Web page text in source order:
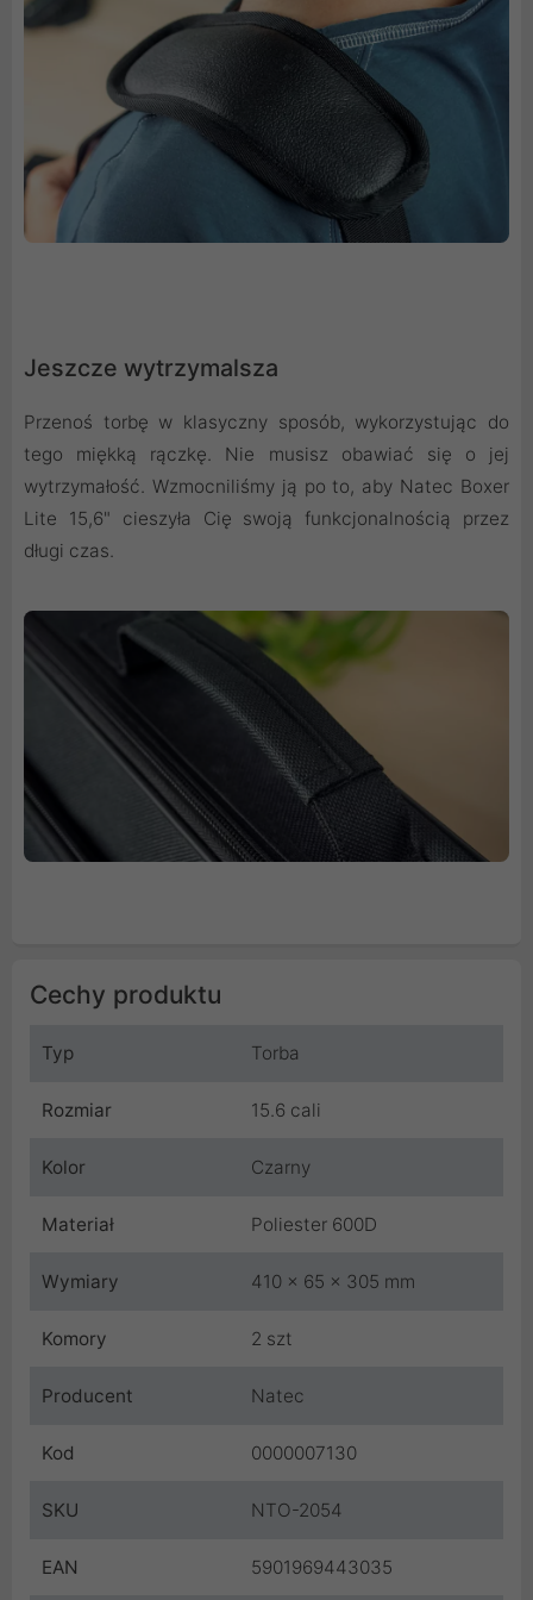
Jeszcze wytrzymalsza
Przenoś torbę w klasyczny sposób, wykorzystując do
tego miękką rączkę. Nie musisz obawiać się o jej
wytrzymałość. Wzmocniliśmy ją po to, aby Natec Boxer
Lite 15,6" cieszyła Cię swoją funkcjonalnością przez
długi czas.
Cechy produktu
Typ Torba
Rozmiar 15.6 cali
Kolor Czarny
Materiał Poliester 600D
Wymiary 410 x 65 x 305 mm
Komory 2 szt
Producent Natec
Kod 0000007130
SKU NTO-2054
EAN 5901969443035